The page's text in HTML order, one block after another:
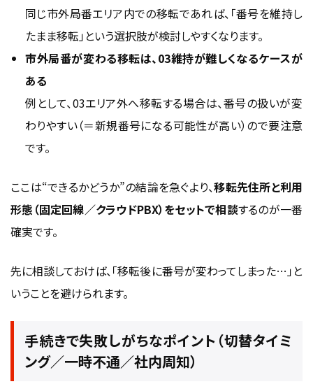
同じ市外局番エリア内での移転であれば、「番号を維持し
たまま移転」という選択肢が検討しやすくなります。
市外局番が変わる移転は、03維持が難しくなるケースが
ある
例として、03エリア外へ移転する場合は、番号の扱いが変
わりやすい（＝新規番号になる可能性が高い）ので要注意
です。
ここは“できるかどうか”の結論を急ぐより、移転先住所と利用
形態（固定回線／クラウドPBX）をセットで相談するのが一番
確実です。
先に相談しておけば、「移転後に番号が変わってしまった…」と
いうことを避けられます。
手続きで失敗しがちなポイント（切替タイミ
ング／一時不通／社内周知）